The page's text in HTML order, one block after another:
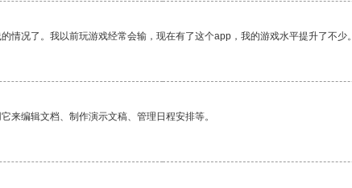
况了。我以前玩游戏经常会输，现在有了这个app，我的游戏水平提升了不少。
来编辑文档、制作演示文稿、管理日程安排等。